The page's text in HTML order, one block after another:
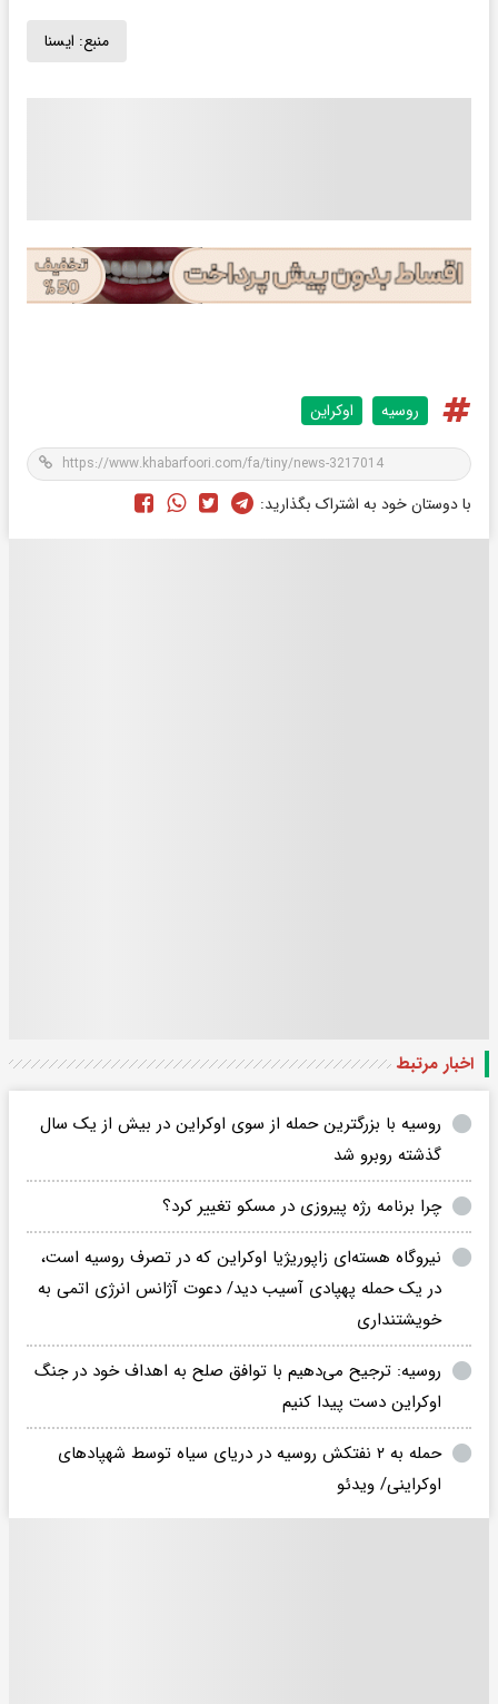
منبع: ايسنا
روسیه اوکراین
با دوستان خود به اشتراک بگذارید:
اخبار مرتبط
روسیه با بزرگترین حمله از سوی اوکراین در بیش از یک سال
گذشته روبرو شد
چرا برنامه رژه پیروزی در مسکو تغییر کرد؟
نیروگاه هسته‌ای زاپوریژیا اوکراین که در تصرف روسیه است،
در یک حمله پهپادی آسیب دید/ دعوت آژانس انرژی اتمی به
خویشتنداری
روسیه: ترجیح می‌دهیم با توافق صلح به اهداف خود در جنگ
اوکراین دست پیدا کنیم
حمله به ۲ نفتکش روسیه در دریای سیاه توسط شهپادهای
اوکراینی/ ویدئو